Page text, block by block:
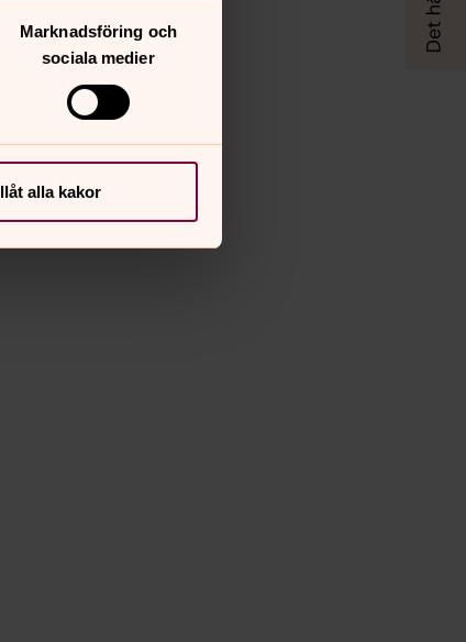
Marknadsföring och
sociala medier
alla kakor